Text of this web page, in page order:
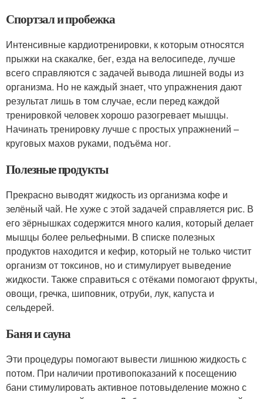
Спортзал и пробежка
Интенсивные кардиотренировки, к которым относятся
прыжки на скакалке, бег, езда на велосипеде, лучше
всего справляются с задачей вывода лишней воды из
организма. Но не каждый знает, что упражнения дают
результат лишь в том случае, если перед каждой
тренировкой человек хорошо разогревает мышцы.
Начинать тренировку лучше с простых упражнений –
круговых махов руками, подъёма ног.
Полезные продукты
Прекрасно выводят жидкость из организма кофе и
зелёный чай. Не хуже с этой задачей справляется рис. В
его зёрнышках содержится много калия, который делает
мышцы более рельефными. В списке полезных
продуктов находится и кефир, который не только чистит
организм от токсинов, но и стимулирует выведение
жидкости. Также справиться с отёками помогают фрукты,
овощи, гречка, шиповник, отруби, лук, капуста и
сельдерей.
Баня и сауна
Эти процедуры помогают вывести лишнюю жидкость с
потом. При наличии противопоказаний к посещению
бани стимулировать активное потовыделение можно с